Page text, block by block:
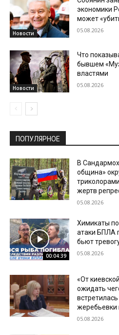
Новости
экономики
может
05.08.2026
Новости
Что
бывшем
властями
05.08.2026
ПОПУЛЯРНОЕ
В
община»
жертв
05.08.2026
00:04:39
Химикаты
атаки БПЛА
бьют
05.08.2026
«От
ожидать
жеребьевки
05.08.2026